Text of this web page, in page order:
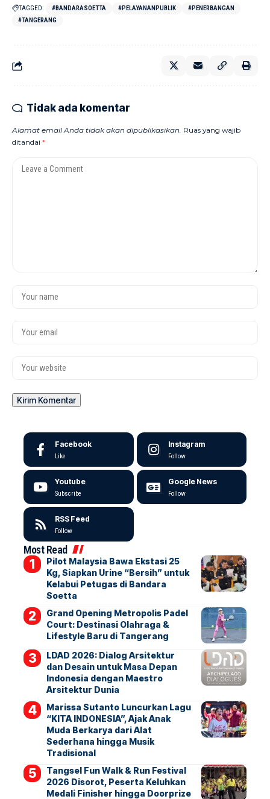
TAGGED: #BANDARASOETTA #PELAYANANPUBLIK
#PENERBANGAN
#TANGERANG
Tidak ada komentar
Alamat email Anda tidak akan dipublikasikan. Ruas yang wajib
ditandai *
Facebook
Like
Instagram
Follow
Youtube
Subscribe
Google News
Follow
RSS Feed
Follow
Most Read
Pilot Malaysia Bawa Ekstasi 25
Kg, Siapkan Urine “Bersih” untuk
Kelabui Petugas di Bandara
Soetta
Grand Opening Metropolis Padel
Court: Destinasi Olahraga &
Lifestyle Baru di Tangerang
LDAD 2026: Dialog Arsitektur
dan Desain untuk Masa Depan
Indonesia dengan Maestro
Arsitektur Dunia
Marissa Sutanto Luncurkan Lagu
“KITA INDONESIA”, Ajak Anak
Muda Berkarya dari Alat
Sederhana hingga Musik
Tradisional
Tangsel Fun Walk & Run Festival
2026 Disorot, Peserta Keluhkan
Medali Finisher hingga Doorprize